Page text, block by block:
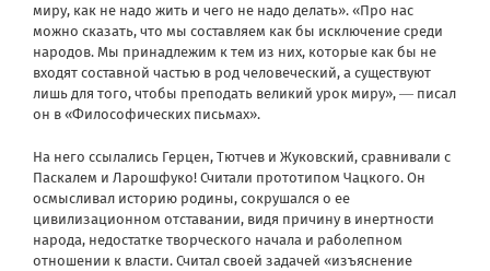
миру, как не надо жить и чего не надо делать». «Про нас
можно сказать, что мы составляем как бы исключение среди
народов. Мы принадлежим к тем из них, которые как бы не
входят составной частью в род человеческий, а существуют
лишь для того, чтобы преподать великий урок миру», ― писал
он в «Философических письмах».
На него ссылались Герцен, Тютчев и Жуковский, сравнивали с
Паскалем и Ларошфуко! Считали прототипом Чацкого. Он
осмысливал историю родины, сокрушался о ее
цивилизационном отставании, видя причину в инертности
народа, недостатке творческого начала и раболепном
отношении к власти. Считал своей задачей «изъяснение